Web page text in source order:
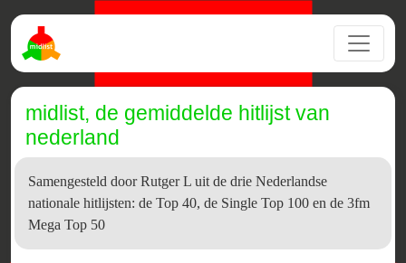
midlist, de gemiddelde hitlijst van
nederland
Samengesteld door Rutger L uit de drie Nederlandse
nationale hitlijsten: de Top 40, de Single Top 100 en de 3fm
Mega Top 50